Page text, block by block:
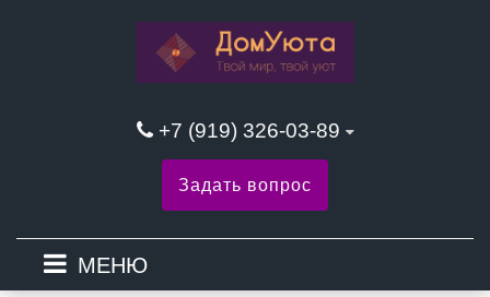
+7 (919) 326-03-89
Задать вопрос
МЕНЮ